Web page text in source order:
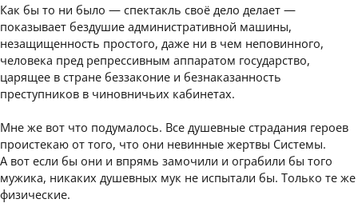
Как бы то ни было — спектакль своё дело делает —
показывает бездушие административной машины,
незащищенность простого, даже ни в чем неповинного,
человека пред репрессивным аппаратом государство,
царящее в стране беззаконие и безнаказанность
преступников в чиновничьих кабинетах.
Мне же вот что подумалось. Все душевные страдания героев
проистекаю от того, что они невинные жертвы Системы.
А вот если бы они и впрямь замочили и ограбили бы того
мужика, никаких душевных мук не испытали бы. Только те же
физические.